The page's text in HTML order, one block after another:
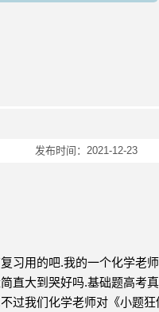
发布时间：2021-12-23
习用的吧.我的一个化学老
直大到哭好吗.基础题高考
过我们化学老师对《小题狂